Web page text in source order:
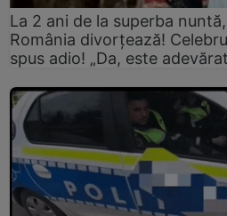
La 2 ani de la superba
România divorțează!
spus adio! „Da, este